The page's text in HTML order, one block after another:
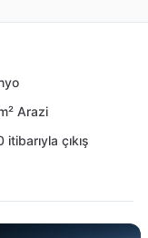
Arazi
itibarıyla çıkış